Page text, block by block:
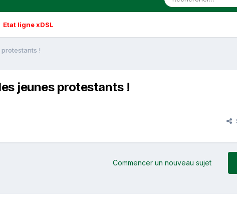
Etat ligne xDSL
protestants !
jeunes protestants !
Commencer un nouveau sujet